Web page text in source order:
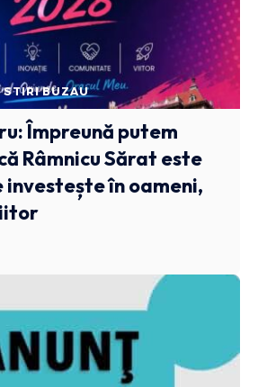
STIRI BUZAU
Împreună putem
Râmnicu Sărat este
investește în oameni,